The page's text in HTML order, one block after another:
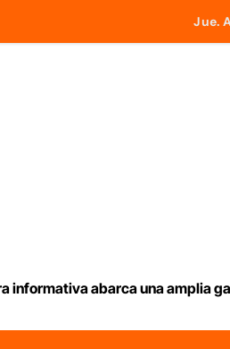
Jue.
informativa abarca una amplia